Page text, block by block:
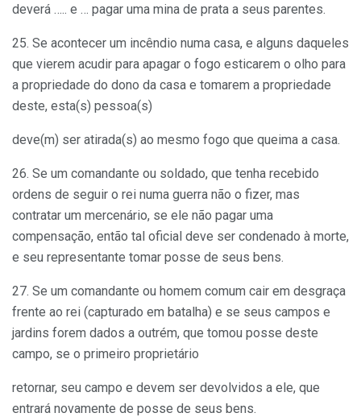
deverá ….. e … pagar uma mina de prata a seus parentes.
25. Se acontecer um incêndio numa casa, e alguns daqueles
que vierem acudir para apagar o fogo esticarem o olho para
a propriedade do dono da casa e tomarem a propriedade
deste, esta(s) pessoa(s)
deve(m) ser atirada(s) ao mesmo fogo que queima a casa.
26. Se um comandante ou soldado, que tenha recebido
ordens de seguir o rei numa guerra não o fizer, mas
contratar um mercenário, se ele não pagar uma
compensação, então tal oficial deve ser condenado à morte,
e seu representante tomar posse de seus bens.
27. Se um comandante ou homem comum cair em desgraça
frente ao rei (capturado em batalha) e se seus campos e
jardins forem dados a outrém, que tomou posse deste
campo, se o primeiro proprietário
retornar, seu campo e devem ser devolvidos a ele, que
entrará novamente de posse de seus bens.